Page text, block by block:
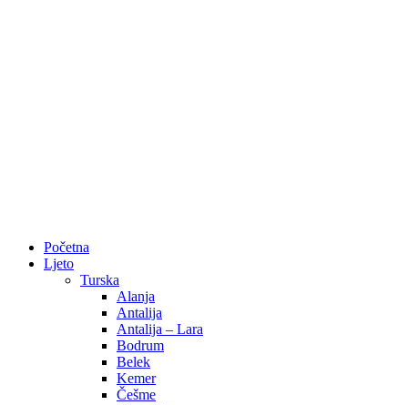
Početna
Ljeto
Turska
Alanja
Antalija
Antalija – Lara
Bodrum
Belek
Kemer
Češme